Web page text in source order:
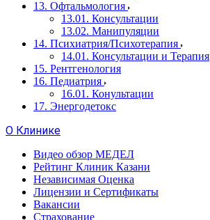
13. Офтальмология
13.01. Консультации
13.02. Манипуляции
14. Психиатрия/Психотерапия
14.01. Консультации и Терапия
15. Рентгенология
16. Педиатрия
16.01. Конультации
17. Энергодетокс
О Клинике
Видео обзор МЕДЕЛ
Рейтинг Клиник Казани
Независимая Оценка
Лицензии и Сертификаты
Вакансии
Страхование